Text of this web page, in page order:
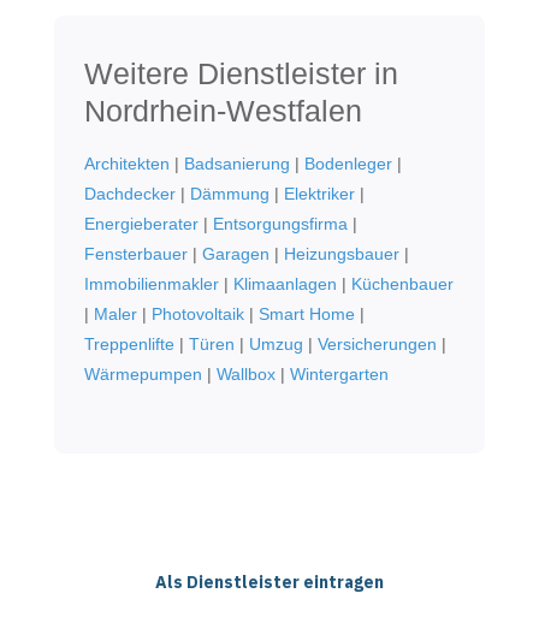
Weitere Dienstleister in
Nordrhein-Westfalen
Architekten | Badsanierung | Bodenleger|
Dachdecker| Dämmung | Elektriker|
Energieberater| Entsorgungsfirma |
Fensterbauer| Garagen | Heizungsbauer|
Immobilienmakler| Klimaanlagen | Küchenbauer
| Maler| Photovoltaik| Smart Home|
Treppenlifte| Türen | Umzug | Versicherungen |
Wärmepumpen | Wallbox| Wintergarten
Als Dienstleister eintragen